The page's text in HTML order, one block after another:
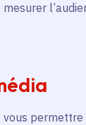
vous permettre
Actualité